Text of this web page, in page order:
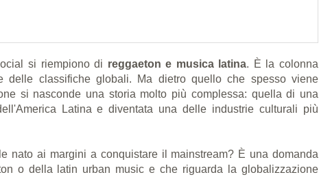
si riempiono di reggaeton e musica latina. È la colonna
delle classifiche globali. Ma dietro quello che spesso viene
si nasconde una storia molto più complessa: quella di una
Latina e diventata una delle industrie culturali più
nato ai margini a conquistare il mainstream? È una domanda
o della latin urban music e che riguarda la globalizzazione